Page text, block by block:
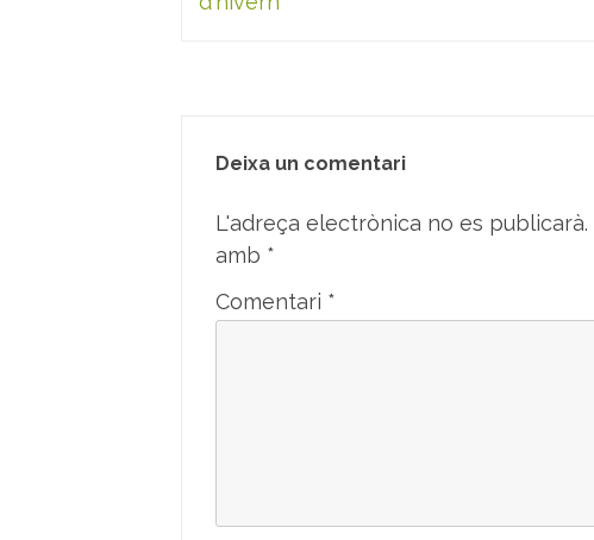
Deixa un comentari
L'adreça electrònica no es publicarà.
amb *
Comentari *